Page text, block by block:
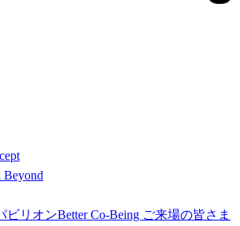
Beyond
ビリオンBetter Co-Being ご来場の皆さま